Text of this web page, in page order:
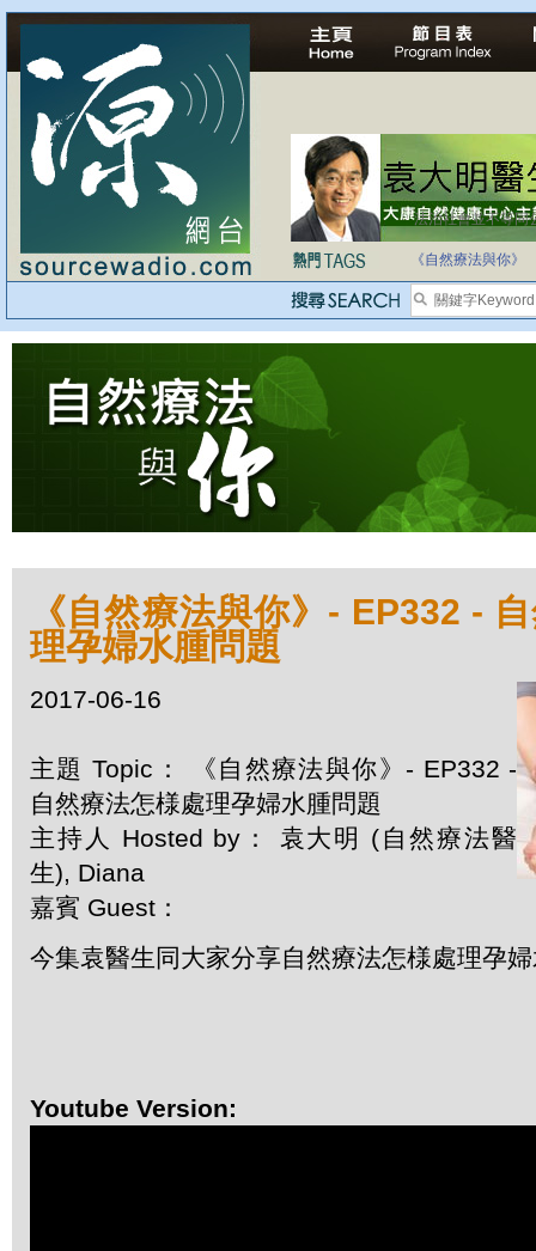
法治社會並不等同
《自然療法與你》
《自然療法與你》- EP332 -
理孕婦水腫問題
2017-06-16
主題 Topic： 《自然療法與你》- EP332 -
自然療法怎様處理孕婦水腫問題
主持人 Hosted by： 袁大明 (自然療法醫
生), Diana
嘉賓 Guest：
今集袁醫生同大家分享自然療法怎様處理孕
Youtube Version: